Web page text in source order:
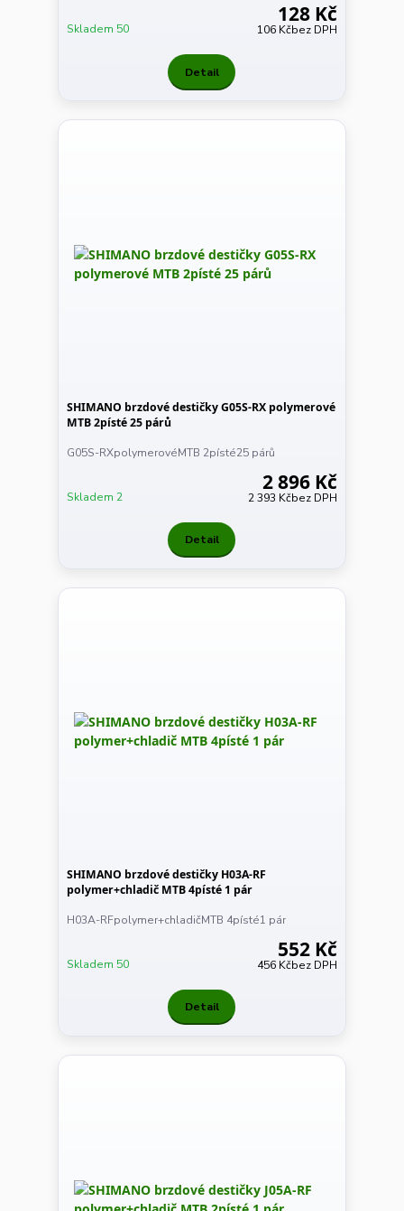
128 Kč
106 Kčbez DPH
Skladem 50
Detail
SHIMANO brzdové destičky G05S-RX polymerové
MTB 2písté 25 párů
G05S-RXpolymerovéMTB 2písté25 párů
2 896 Kč
2 393 Kčbez DPH
Skladem 2
Detail
SHIMANO brzdové destičky H03A-RF
polymer+chladič MTB 4písté 1 pár
H03A-RFpolymer+chladičMTB 4písté1 pár
552 Kč
456 Kčbez DPH
Skladem 50
Detail